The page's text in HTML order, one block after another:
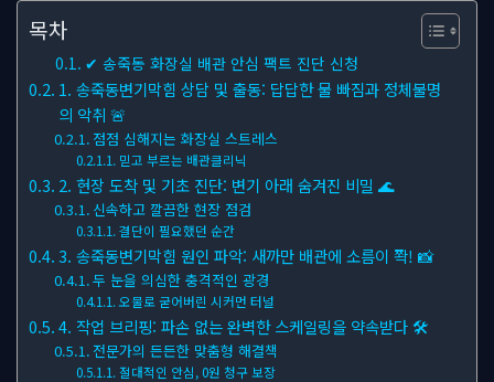
목차
✔ 송죽동 화장실 배관 안심 팩트 진단 신청
1. 송죽동변기막힘 상담 및 출동: 답답한 물 빠짐과 정체불명
의 악취 🚨
점점 심해지는 화장실 스트레스
믿고 부르는 배관클리닉
2. 현장 도착 및 기초 진단: 변기 아래 숨겨진 비밀 🌊
신속하고 깔끔한 현장 점검
결단이 필요했던 순간
3. 송죽동변기막힘 원인 파악: 새까만 배관에 소름이 쫙! 📸
두 눈을 의심한 충격적인 광경
오물로 굳어버린 시커먼 터널
4. 작업 브리핑: 파손 없는 완벽한 스케일링을 약속받다 🛠
전문가의 든든한 맞춤형 해결책
절대적인 안심, 0원 청구 보장